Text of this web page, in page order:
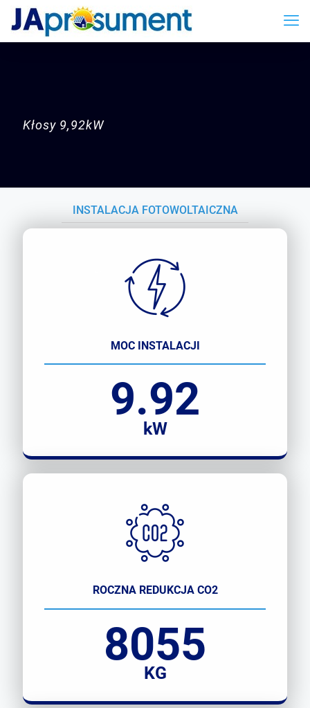
Kłosy 9,92kW
INSTALACJA FOTOWOLTAICZNA
MOC INSTALACJI
9.92
kW
ROCZNA REDUKCJA CO2
8055
KG